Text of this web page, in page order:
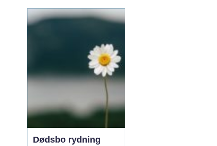
Fejl på el-installationer
ulykker. Mange søger
Dødsbo rydning